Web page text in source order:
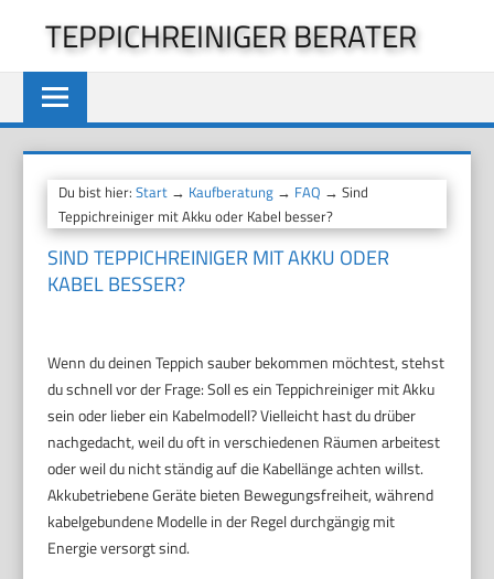
springen
TEPPICHREINIGER BERATER
Du bist hier:Start → Kaufberatung → FAQ → Sind
Teppichreiniger mit Akku oder Kabel besser?
SIND TEPPICHREINIGER MIT AKKU ODER
KABEL BESSER?
Wenn du deinen Teppich sauber bekommen möchtest, stehst
du schnell vor der Frage: Soll es ein Teppichreiniger mit Akku
sein oder lieber ein Kabelmodell? Vielleicht hast du drüber
nachgedacht, weil du oft in verschiedenen Räumen arbeitest
oder weil du nicht ständig auf die Kabellänge achten willst.
Akkubetriebene Geräte bieten Bewegungsfreiheit, während
kabelgebundene Modelle in der Regel durchgängig mit
Energie versorgt sind.